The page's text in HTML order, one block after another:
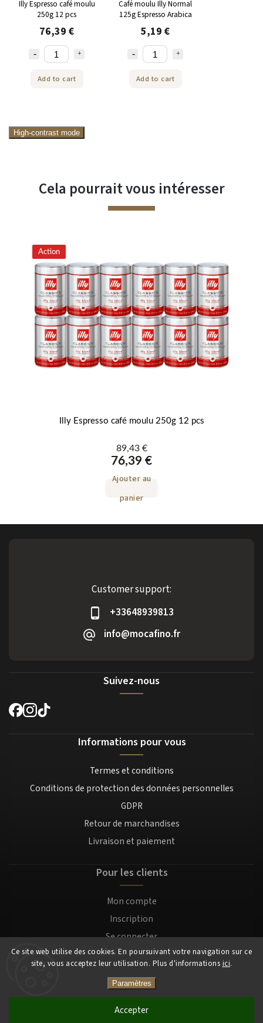
Ce site web utilise des cookies. En poursuivant votre navigation sur ce
site, vous acceptez leur utilisation. Plus d'informations ici.
Paramètres
Accepter
Illy Espresso café moulu
250g 12 pcs
76,39 €
Add to cart
Café moulu Illy Normal
125g Espresso Arabica
5,19 €
Add to cart
High-contrast mode
Cela pourrait vous intéresser
Action
Illy Espresso café moulu 250g 12 pcs
89,43 €
76,39 €
Ajouter au
panier
Customer support:
+33648939813
info@mocafino.fr
Suivez-nous
Informations pour vous
Termes et conditions
Conditions de protection des données personnelles
GDPR
Retour de marchandises
Livraison et paiement
Pour les clients
Mon compte
Inscription
Se connecter
Copyright 2026Mocafino.fr